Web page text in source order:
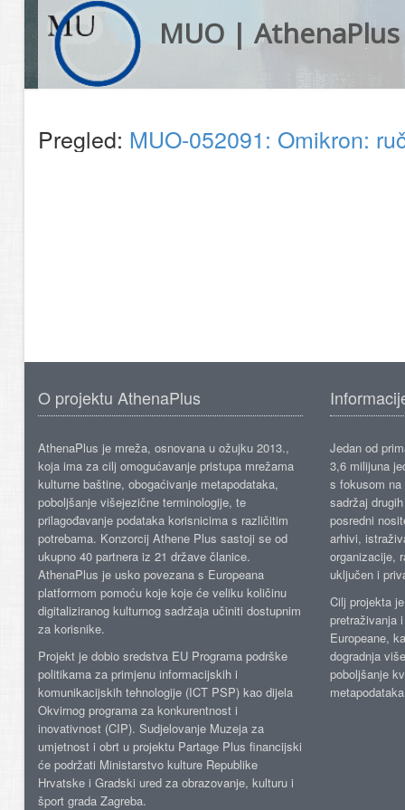
MUO | AthenaPlus
Pregled: MUO-052091: Omikron:
O projektu AthenaPlus
AthenaPlus je mreža, osnovana u ožujku 2013.,
koja ima za cilj omogućavanje pristupa mrežama
kulturne baštine, obogaćivanje metapodataka,
poboljšanje višejezične terminologije, te
prilagođavanje podataka korisnicima s različitim
potrebama. Konzorcij Athene Plus sastoji se od
ukupno 40 partnera iz 21 države članice.
AthenaPlus je usko povezana s Europeana
platformom pomoću koje koje će veliku količinu
digitaliziranog kulturnog sadržaja učiniti dostupnim
za korisnike.
Projekt je dobio sredstva EU Programa podrške
politikama za primjenu informacijskih i
komunikacijskih tehnologije (ICT PSP) kao dijela
Okvirnog programa za konkurentnost i
inovativnost (CIP). Sudjelovanje Muzeja za
umjetnost i obrt u projektu Partage Plus financijski
će podržati Ministarstvo kulture Republike
Hrvatske i Gradski ured za obrazovanje, kulturu i
šport grada Zagreba.
Jedan od
3,6 milijuna
s fokusom
sadržaj
posredni
arhivi,
organizacije,
uključen i
Cilj projekta
pretraživanja
Europeane,
dogradnja
poboljšanje